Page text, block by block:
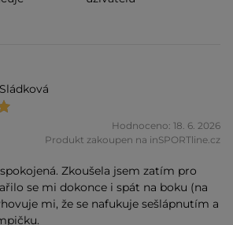
Hodnoceno: 18. 6. 2026
Produkt zakoupen na inSPORTline.cz
Zkoušela jsem zatím pro
se mi dokonce i spát na boku (na
mi, že se nafukuje sešlápnutím a